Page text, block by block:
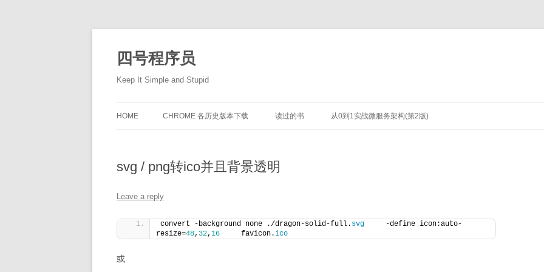
content
四号程序员
Keep It Simple and Stupid
HOME CHROME 各历史版本下载 读过的书 从0到1实战微服务架构(第2版)
svg / png转ico并且背景透明
Leave a reply
convert -background none ./dragon-solid-full. svg
     -define icon:auto-
resize=48, 32, 16
     favicon.
ico
或